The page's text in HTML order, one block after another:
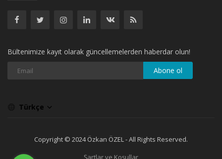
Bültenimize kayıt olarak güncellemelerden haberdar olun!
Abone ol
Türkçe
Copyright © 2024 Özkan ÖZEL - All Rights Reserved.
Şartlar ve Koşullar